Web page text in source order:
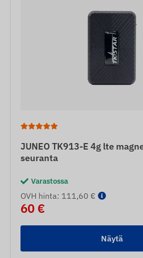
JUNEO TK913-E 4g lte
seuranta
Varastossa
OVH hinta: 111,60 €
60 €
Näytä